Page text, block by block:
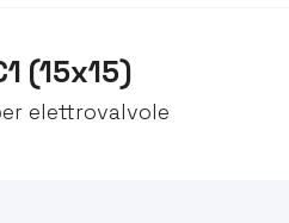
(15x15)
elettrovalvole